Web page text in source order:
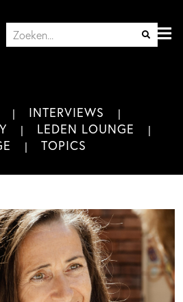
INTERVIEWS
LEDEN LOUNGE
TOPICS